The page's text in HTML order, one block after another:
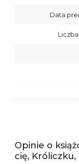
Data
Producent /
Opinie o
cię,